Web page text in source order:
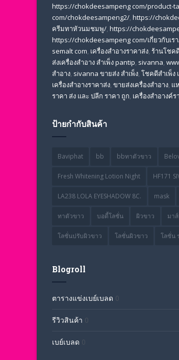
https://chokdeesampeng com/product-
com/chokdeesampeng2/, https://
ครีมทาหัวนมชมพู/, https://
https://chokdeesampeng com/เกี่ยวกับเร
semalt com, เครื่องสำอางราคาส่ง, ร้านโชค
ส่งเครื่องสําอาง สําเพ็ง pantip, sivanna,
สำอาง, sivanna ขายส่ง สําเพ็ง, โชคดีสำเพ็ง
เครื่องสําอางราคาส่ง, ขายส่งเครื่องสําอาง, แ
ราคา ส่ง และ ปลีก ราคา ถูก, เครื่องสำอางค์ร
ป้ายกำกับสินค้า
Baviphat bb bbทาตัวขาว
Fresh Whitening Lotion Night HF171
LA238 LOLA EYESHADOW 8C. mask
ทาตัวขาว บอดี้โลชั่น ผิวขาว มา
โลชั่นปรับผิวขาว โลชั่นผิวขาว โลชั่น
Blogroll
ตารางแข่งเบย์เบลด 0
รีวิวสินค้า 0
เบย์เบลด 0